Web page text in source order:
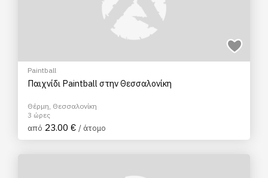
Paintball
Παιχνίδι Paintball στην Θεσσαλονίκη
Θέρμη, Θεσσαλονίκη
3 ώρες
από 23.00 € / άτομο